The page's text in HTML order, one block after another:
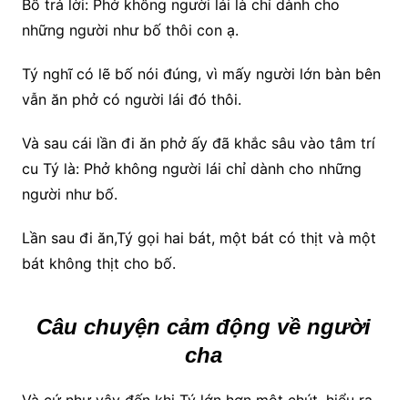
Bố trả lời: Phở không người lái là chỉ dành cho
những người như bố thôi con ạ.
Tý nghĩ có lẽ bố nói đúng, vì mấy người lớn bàn bên
vẫn ăn phở có người lái đó thôi.
Và sau cái lần đi ăn phở ấy đã khắc sâu vào tâm trí
cu Tý là: Phở không người lái chỉ dành cho những
người như bố.
Lần sau đi ăn,Tý gọi hai bát, một bát có thịt và một
bát không thịt cho bố.
Câu chuyện cảm động về người
cha